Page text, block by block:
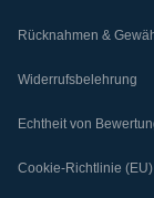
Rücknahmen &
Widerrufsbelehrung
Echtheit von
Cookie-Richtlinie (EU)